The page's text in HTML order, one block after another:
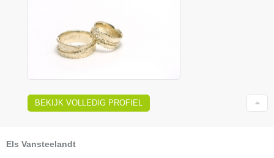
BEKIJK VOLLEDIG PROFIEL
Els Vansteelandt